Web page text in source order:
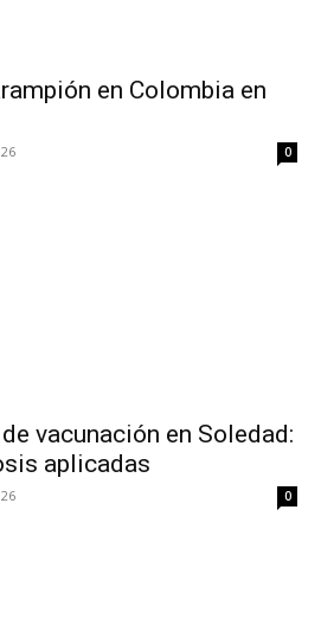
en Colombia en
0
vacunación en Soledad:
aplicadas
0